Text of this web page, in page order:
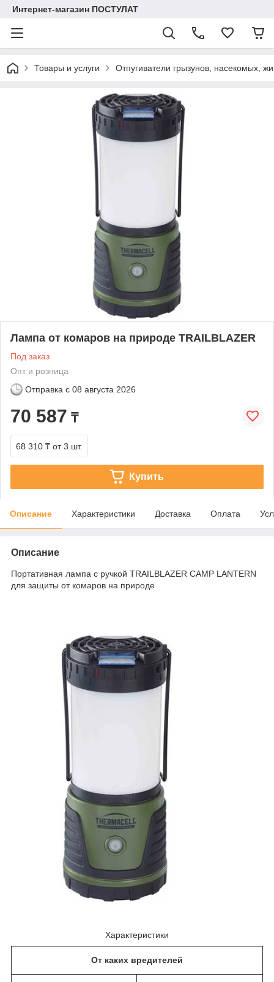
Интернет-магазин ПОСТУЛАТ
Товары и услуги Отпугиватели грызунов, насекомых,
Лампа от комаров на природе TRAILBLAZER
Под заказ
Опт и розница
Отправка с 08 августа 2026
70 587 ₸
68 310 ₸ от 3 шт.
Купить
Описание Характеристики Доставка Оплата
Описание
Портативная лампа с ручкой TRAILBLAZER CAMP LANTERN
для защиты от комаров на природе
Характеристики
От каких вредителей